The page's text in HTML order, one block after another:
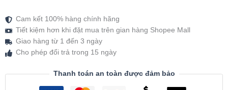
Cam kết 100% hàng chính hãng
Tiết kiệm hơn khi đặt mua trên gian hàng Shopee Mall
Giao hàng từ 1 đến 3 ngày
Cho phép đổi trả trong 15 ngày
Thanh toán an toàn được đảm bảo